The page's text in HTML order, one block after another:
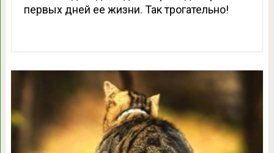
первых дней ее жизни. Так трогательно!